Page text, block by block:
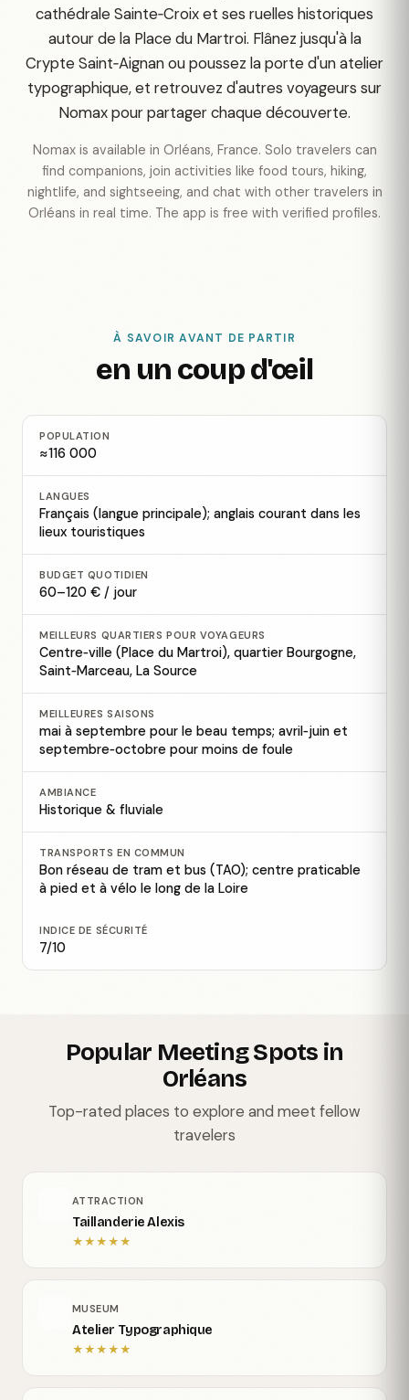
cathédrale Sainte‑Croix et ses ruelles historiques
autour de la Place du Martroi. Flânez jusqu'à la
Crypte Saint‑Aignan ou poussez la porte d'un atelier
typographique, et retrouvez d'autres voyageurs sur
Nomax pour partager chaque découverte.
Nomax is available in Orléans, France. Solo travelers can
find companions, join activities like food tours, hiking,
nightlife, and sightseeing, and chat with other travelers in
Orléans in real time. The app is free with verified profiles.
À SAVOIR AVANT DE PARTIR
en un coup d'œil
POPULATION
≈116 000
LANGUES
Français (langue principale); anglais courant dans les
lieux touristiques
BUDGET QUOTIDIEN
60–120 € / jour
MEILLEURS QUARTIERS POUR VOYAGEURS
Centre‑ville (Place du Martroi), quartier Bourgogne,
Saint‑Marceau, La Source
MEILLEURES SAISONS
mai à septembre pour le beau temps; avril‑juin et
septembre‑octobre pour moins de foule
AMBIANCE
Historique & fluviale
TRANSPORTS EN COMMUN
Bon réseau de tram et bus (TAO); centre praticable
à pied et à vélo le long de la Loire
INDICE DE SÉCURITÉ
7/10
Popular Meeting Spots in
Orléans
Top-rated places to explore and meet fellow
travelers
ATTRACTION
Taillanderie Alexis
★★★★★
MUSEUM
Atelier Typographique
★★★★★